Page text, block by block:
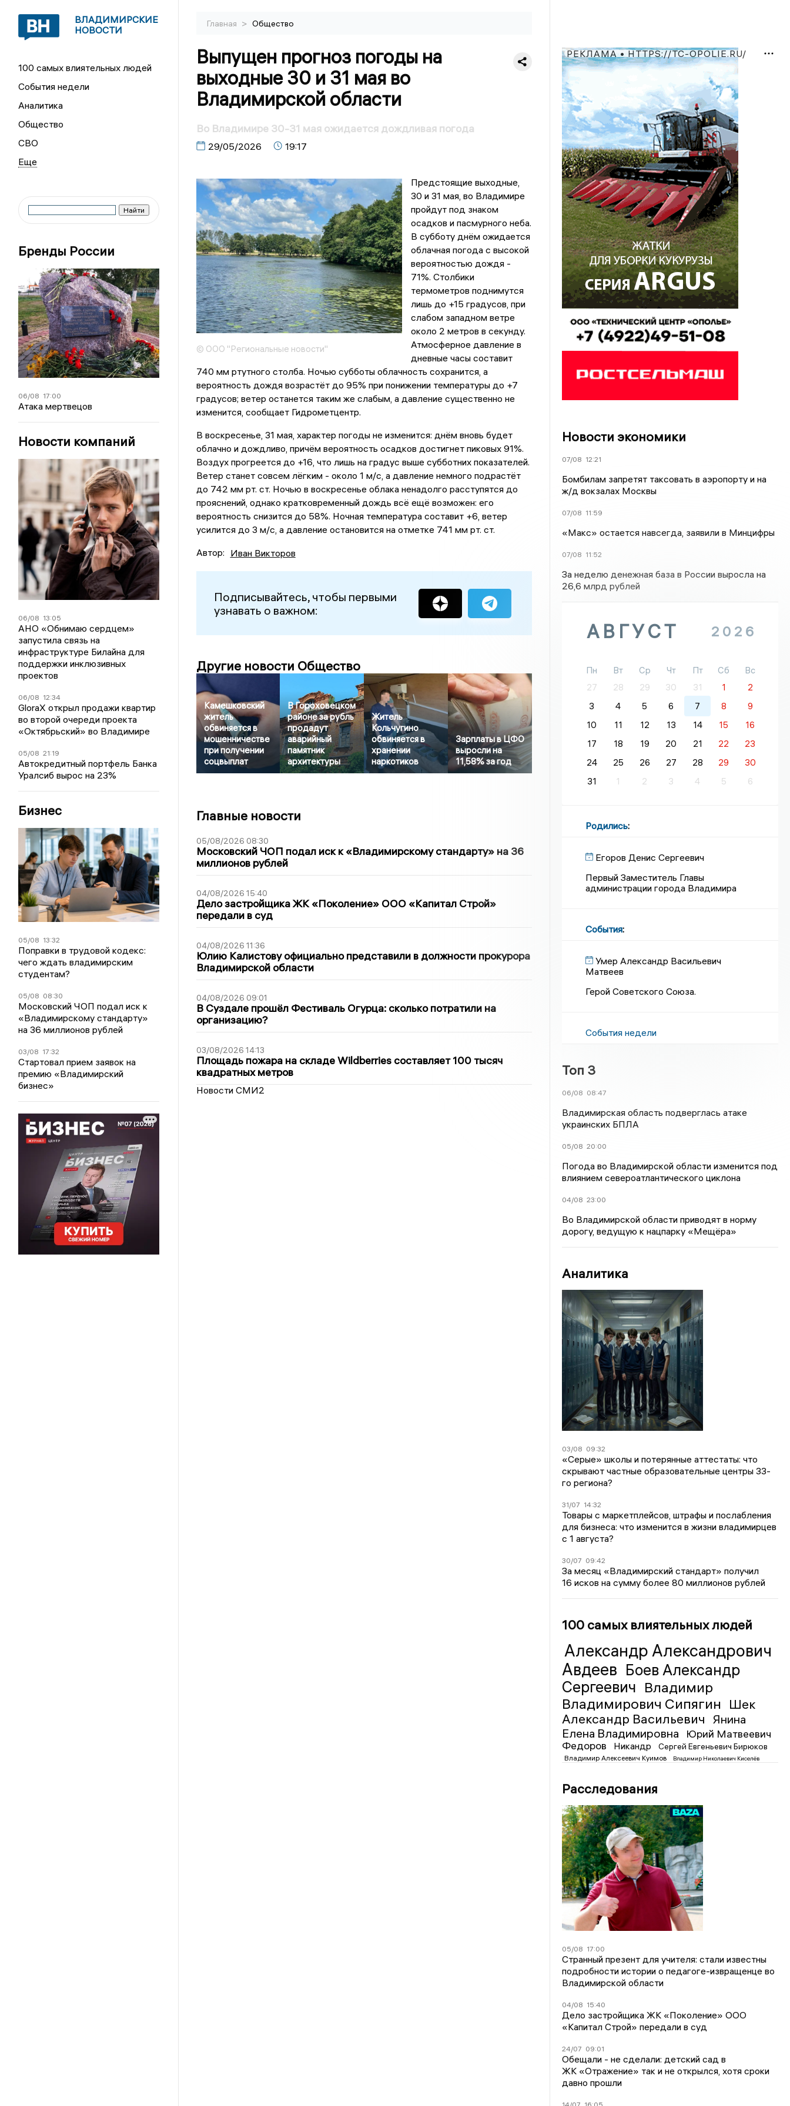
ВЛАДИМИРСКИЕ
НОВОСТИ
100 самых влиятельных людей
События недели
Аналитика
Общество
СВО
Бренды России
06/08 17:00
Атака мертвецов
Новости компаний
06/08 13:05
АНО «Обнимаю сердцем»
запустила связь на
инфраструктуре Билайна для
поддержки инклюзивных
проектов
06/08 12:34
GloraX открыл продажи квартир
во второй очереди проекта
«Октябрьский» во Владимире
05/08 21:19
Автокредитный портфель Банка
Уралсиб вырос на 23%
Бизнес
05/08 13:32
Поправки в трудовой кодекс:
чего ждать владимирским
студентам?
05/08 08:30
Московский ЧОП подал иск к
«Владимирскому стандарту»
на 36 миллионов рублей
03/08 17:32
Стартовал прием заявок на
премию «Владимирский
бизнес»
Главная > Общество
Выпущен прогноз погоды на
выходные 30 и 31 мая во
Владимирской области
Во Владимире 30-31 мая ожидается дождливая погода
29/05/2026 19:17
© ООО "Региональные новости"
Предстоящие выходные,
30 и 31 мая, во Владимире
пройдут под знаком
осадков и пасмурного неба.
В субботу днём ожидается
облачная погода с высокой
вероятностью дождя -
71%. Столбики
термометров поднимутся
лишь до +15 градусов, при
слабом западном ветре
около 2 метров в секунду.
Атмосферное давление в
дневные часы составит
740 мм ртутного столба. Ночью субботы облачность сохранится, а
вероятность дождя возрастёт до 95% при понижении температуры до +7
градусов; ветер останется таким же слабым, а давление существенно не
изменится, сообщает Гидрометцентр.
В воскресенье, 31 мая, характер погоды не изменится: днём вновь будет
облачно и дождливо, причём вероятность осадков достигнет пиковых 91%.
Воздух прогреется до +16, что лишь на градус выше субботних показателей.
Ветер станет совсем лёгким - около 1 м/с, а давление немного подрастёт
до 742 мм рт. ст. Ночью в воскресенье облака ненадолго расступятся до
прояснений, однако кратковременный дождь всё ещё возможен: его
вероятность снизится до 58%. Ночная температура составит +6, ветер
усилится до 3 м/с, а давление остановится на отметке 741 мм рт. ст.
Автор: Иван Викторов
Подписывайтесь, чтобы первыми
узнавать о важном:
Другие новости Общество
Камешковский
житель
обвиняется в
мошенничестве
при получении
соцвыплат
В Гороховецком
районе за рубль
продадут
аварийный
памятник
архитектуры
Житель
Кольчугино
обвиняется в
хранении
наркотиков
Зарплаты в ЦФО
выросли на
11,58% за год
Главные новости
05/08/2026 08:30
Московский ЧОП подал иск к «Владимирскому стандарту» на 36
миллионов рублей
04/08/2026 15:40
Дело застройщика ЖК «Поколение» ООО «Капитал Строй»
передали в суд
04/08/2026 11:36
Юлию Калистову официально представили в должности прокурора
Владимирской области
04/08/2026 09:01
В Суздале прошёл Фестиваль Огурца: сколько потратили на
организацию?
03/08/2026 14:13
Площадь пожара на складе Wildberries составляет 100 тысяч
квадратных метров
Новости СМИ2
РЕКЛАМА • HTTPS://TC-OPOLIE.RU/
Новости экономики
07/08 12:21
Бомбилам запретят таксовать в аэропорту и на
ж/д вокзалах Москвы
07/08 11:59
«Макс» остается навсегда, заявили в Минцифры
07/08 11:52
За неделю денежная база в России выросла на
26,6 млрд рублей
АВГУСТ 2026
Пн Вт Ср Чт Пт Сб
Вс
27
28 29 30 31 1
2
3
4 5 6 7 8
9
10
11 12 13 14 15
16
17
18 19 20 21 22
23
24
25 26 27 28 29
30
31
1 2 3 4 5 6
Родились:
Егоров Денис Сергеевич
Первый Заместитель Главы
администрации города Владимира
События:
Умер Александр Васильевич
Матвеев
Герой Советского Союза.
События недели
Топ 3
06/08 08:47
Владимирская область подверглась атаке
украинских БПЛА
05/08 20:00
Погода во Владимирской области изменится под
влиянием североатлантического циклона
04/08 23:00
Во Владимирской области приводят в норму
дорогу, ведущую к нацпарку «Мещёра»
Аналитика
03/08 09:32
«Серые» школы и потерянные аттестаты: что
скрывают частные образовательные центры 33-
го региона?
31/07 14:32
Товары с маркетплейсов, штрафы и послабления
для бизнеса: что изменится в жизни владимирцев
с 1 августа?
30/07 09:42
За месяц «Владимирский стандарт» получил
16 исков на сумму более 80 миллионов рублей
100 самых влиятельных людей
Александр Александрович
Авдеев Боев Александр
Сергеевич Владимир
Владимирович Сипягин Шек
Александр Васильевич
Янина
Елена Владимировна
Юрий Матвеевич
Федоров
Никандр Сергей Евгеньевич Бирюков
Владимир Алексеевич Куимов Владимир Николаевич Киселёв
Расследования
05/08 17:00
Странный презент для учителя: стали известны
подробности истории о педагоге-извращенце во
Владимирской области
04/08 15:40
Дело застройщика ЖК «Поколение» ООО
«Капитал Строй» передали в суд
24/07 09:01
Обещали - не сделали: детский сад в
ЖК «Отражение» так и не открылся, хотя сроки
давно прошли